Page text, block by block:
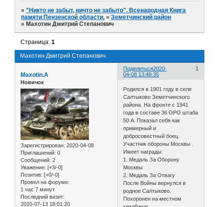
»"Никто не забыт, ничто не забыто". Всенародная Книга
памяти Пензенской области. »Земетчинский район
» Махотин Дмитрий Степанович
Махотин Дмитрий Степанович
Страница:1
Поделиться 1
2020-
04-08 13:49:35
Maxotin.A
Новичок
Зарегистрирован: 2020-04-08
Приглашений: 0
Сообщений: 2
Уважение: [+3/-0]
Позитив: [+0/-0]
Провел на форуме:
1 час 7 минут
Последний визит:
2020-07-13 18:01:20
Родился в 1901 году в селе
Салтыково Земетчинского
района. На фронте с 1941
года в составе 36 ОРО штаба
50 А. Показал себя как
примерный и
добросовестный боец.
Участник обороны Москвы .
Имеет награды:
1. Медаль За Оборону
Москвы
2. Медаль За Отвагу
После Войны вернулся в
родное Салтыково.
Похоронен на местном